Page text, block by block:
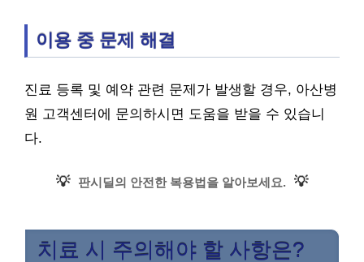
이용 중 문제 해결
진료 등록 및 예약 관련 문제가 발생할 경우, 아산병
원 고객센터에 문의하시면 도움을 받을 수 있습니
다.
💡 판시딜의 안전한 복용법을 알아보세요. 💡
치료 시 주의해야 할 사항은?